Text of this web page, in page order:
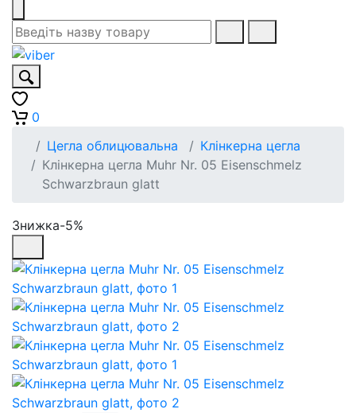
0
Цегла облицювальна
Клінкерна цегла
Клінкерна цегла Muhr Nr. 05 Eisenschmelz
Schwarzbraun glatt
Знижка-5%